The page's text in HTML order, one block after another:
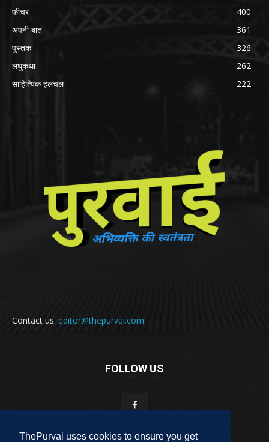
ThePurvai uses cookies to ensure you get
फीचर
400
अपनी बात
361
पुस्तक
326
लघुकथा
262
साहित्यिक हलचल
222
Contact us: editor@thepurvai.com
FOLLOW US